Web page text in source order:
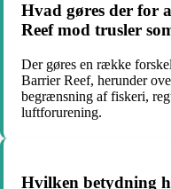
Hvad gøres der for
Reef mod trusler
Der gøres en række
Barrier Reef, herunder
begrænsning af fiskeri,
luftforurening.
Hvilken betydning